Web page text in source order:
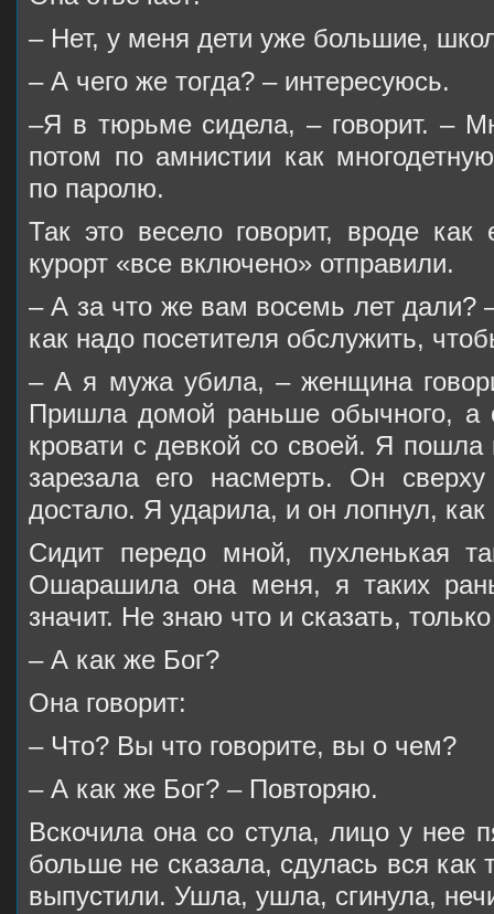
– Нет, у меня дети уже большие,
– А чего же тогда? – интересуюсь.
–Я в тюрьме сидела, – говорит. –
потом по амнистии как
по паролю.
Так это весело говорит, вроде
курорт «все включено» отправили.
– А за что же вам восемь лет
как надо посетителя обслужить,
– А я мужа убила, – женщина
Пришла домой раньше обычного, а
кровати с девкой со своей. Я
зарезала его насмерть. Он
достало. Я ударила, и он лопнул,
Сидит передо мной, пухленькая
Ошарашила она меня, я таких
значит. Не знаю что и сказать,
– А как же Бог?
Она говорит:
– Что? Вы что говорите, вы о чем?
– А как же Бог? – Повторяю.
Вскочила она со стула, лицо у нее
больше не сказала, сдулась вся как
выпустили. Ушла, ушла, сгинула,